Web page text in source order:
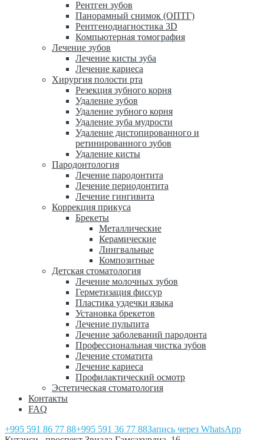
Рентген зубов
Панорамный снимок (ОПТГ)
Рентгенодиагностика 3D
Компьютерная томография
Лечение зубов
Лечение кисты зуба
Лечение кариеса
Хирургия полости рта
Резекция зубного корня
Удаление зубов
Удаление зубного корня
Удаление зуба мудрости
Удаление дистопированного и
ретинированного зубов
Удаление кисты
Пародонтология
Лечение пародонтита
Лечение периодонтита
Лечение гингивита
Коррекция прикуса
Брекеты
Металлические
Керамические
Лингвальные
Композитные
Детская стоматология
Лечение молочных зубов
Герметизация фиссур
Пластика уздечки языка
Установка брекетов
Лечение пульпита
Лечение заболеваний пародонта
Профессиональная чистка зубов
Лечение стоматита
Лечение кариеса
Профилактический осмотр
Эстетическая стоматология
Контакты
FAQ
+995 591 86 77 88+995 591 36 77 88Запись через WhatsApp